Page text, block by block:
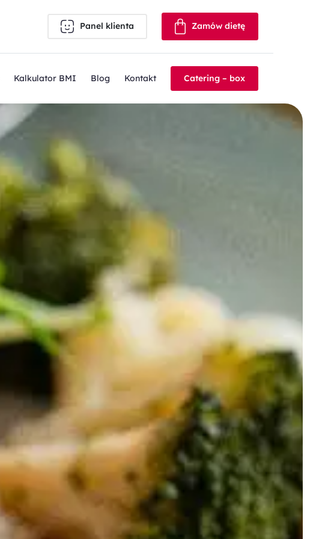
Panel klienta Zamów dietę
Kalkulator BMI Blog Kontakt Catering – box